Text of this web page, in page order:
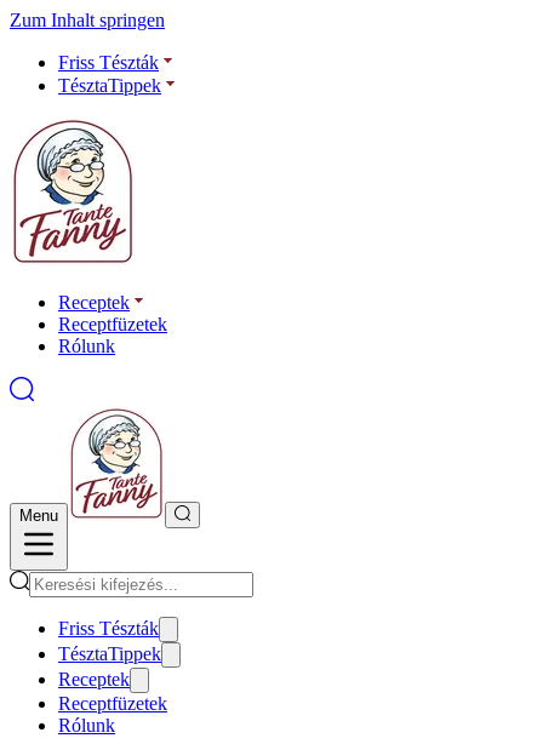
Zum Inhalt springen
Friss Tészták
TésztaTippek
Receptek
Receptfüzetek
Rólunk
Menu
Friss Tészták
TésztaTippek
Receptek
Receptfüzetek
Rólunk